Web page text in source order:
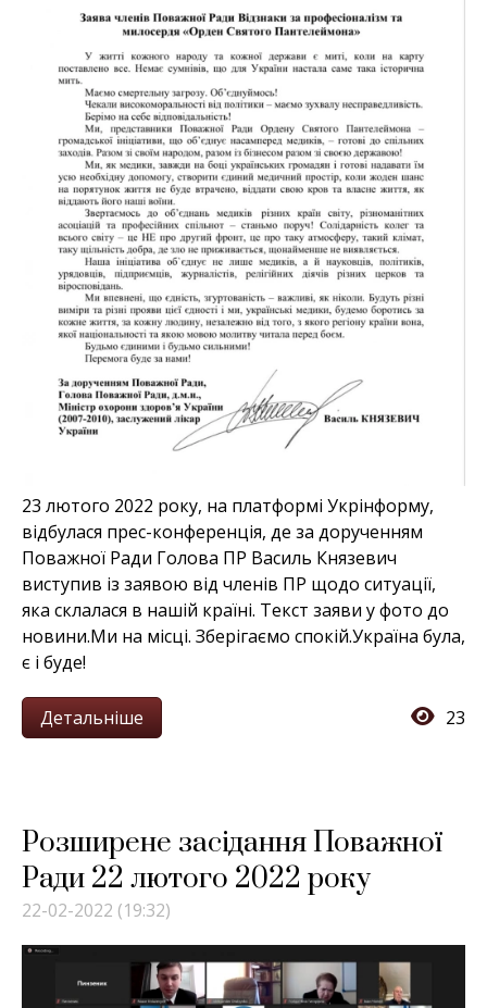
23 лютого 2022 року, на платформі Укрінформу,
відбулася прес-конференція, де за дорученням
Поважної Ради Голова ПР Василь Князевич
виступив із заявою від членів ПР щодо ситуації,
яка склалася в нашій країні. Текст заяви у фото до
новини.Ми на місці. Зберігаємо спокій.Україна була,
є і буде!
Детальніше 23
Розширене засідання Поважної
Ради 22 лютого 2022 року
22-02-2022 (19:32)